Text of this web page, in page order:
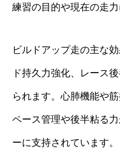
練習の目的や現在の走
ビルドアップ走の主な
ド持久力強化、レース
られます。心肺機能や
ペース管理や後半粘る
ーに支持されています。